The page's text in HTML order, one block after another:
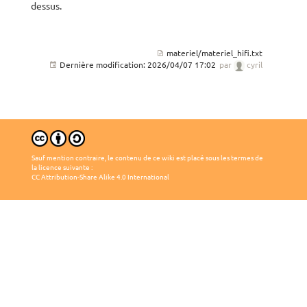
dessus.
materiel/materiel_hifi.txt
Dernière modification: 2026/04/07 17:02 par cyril
Sauf mention contraire, le contenu de ce wiki est placé sous les termes de
la licence suivante :
CC Attribution-Share Alike 4.0 International